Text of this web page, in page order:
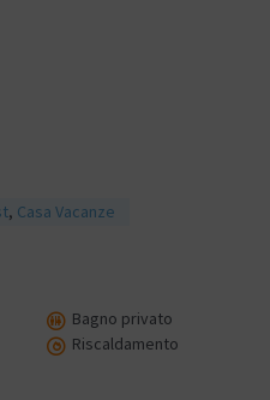
, Casa Vacanze
Bagno privato
Riscaldamento